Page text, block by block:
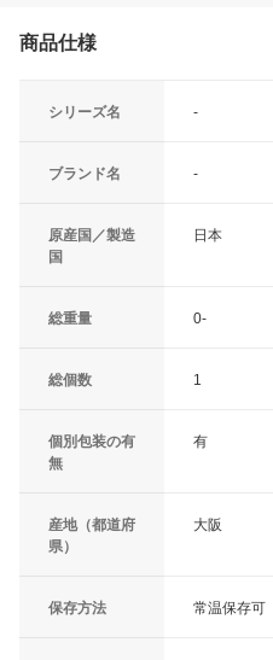
商品仕様
シリーズ名 -
ブランド名 -
原産国／製造
国
日本
総重量 0-
総個数 1
個別包装の有
無
有
産地（都道府
県）
大阪
保存方法 常温保存可